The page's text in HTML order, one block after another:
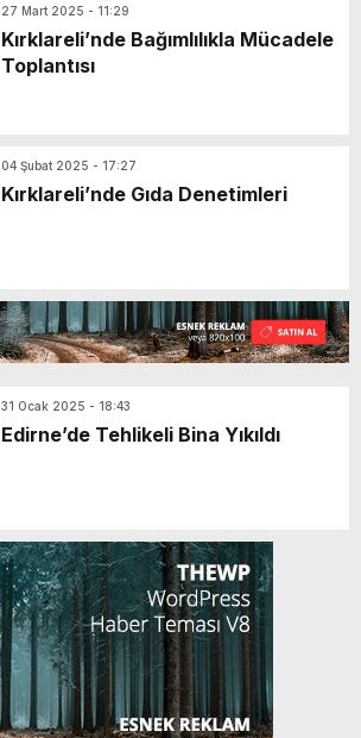
27 Mart 2025 - 11:29
Kırklareli’nde Bağımlılıkla Mücadele
Toplantısı
04 Şubat 2025 - 17:27
Kırklareli’nde Gıda Denetimleri
31 Ocak 2025 - 18:43
Edirne’de Tehlikeli Bina Yıkıldı